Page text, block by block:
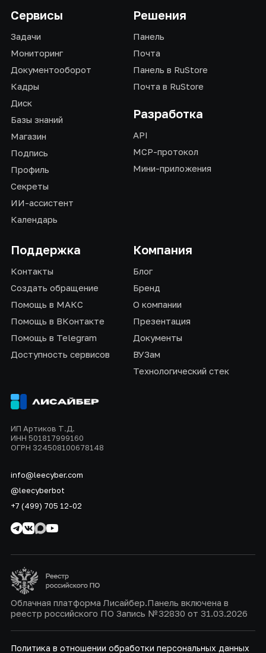
Сервисы
Задачи
Мониторинг
Документооборот
Кадры
Диск
Базы знаний
Магазин
Подпись
Профиль
Секреты
ИИ-ассистент
Календарь
Решения
Панель
Почта
Панель в RuStore
Почта в RuStore
Разработка
API
MCP-протокол
Мини-приложения
Поддержка
Контакты
Создать обращение
Помощь в МАКС
Помощь в ВКонтакте
Помощь в Telegram
Доступность сервисов
Компания
Блог
Бренд
О компании
Презентация
Документы
ВУЗам
Технологический стек
ИП Артиков Т.Д.
ИНН 501817999160
ОГРН 324508100678148
info@leecyber.com
@leecyberbot
+7 (499) 705 12-02
Облачная платформа Лисайбер.Панель включена в
реестр российского ПО Запись № 32830 от 31.03.2026
Политика в отношении обработки персональных данных